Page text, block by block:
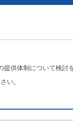
供体制について検
い。